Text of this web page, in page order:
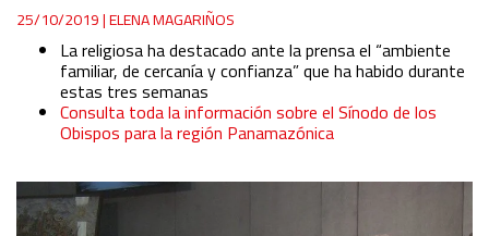
25/10/2019|ELENA MAGARIÑOS
La religiosa ha destacado ante la prensa el “ambiente
familiar, de cercanía y confianza” que ha habido durante
estas tres semanas
Consulta toda la información sobre el Sínodo de los
Obispos para la región Panamazónica